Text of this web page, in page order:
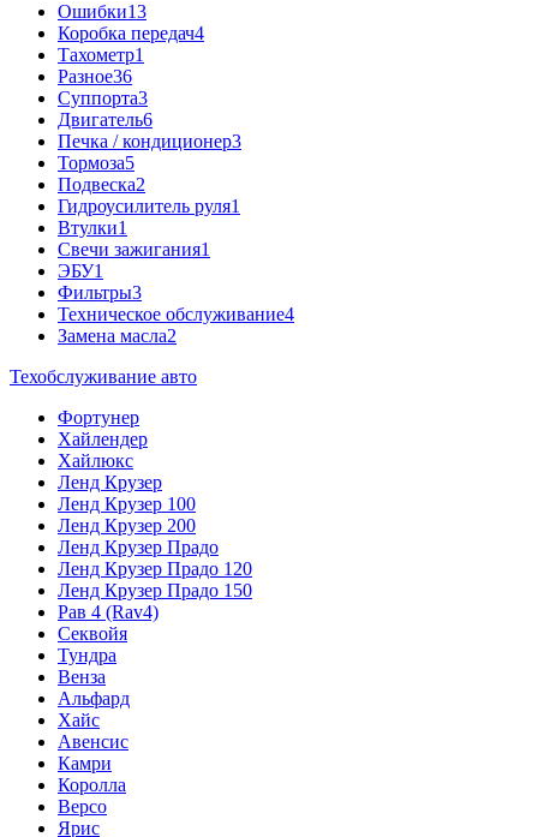
Ошибки13
Коробка передач4
Тахометр1
Разное36
Cуппорта3
Двигатель6
Печка / кондиционер3
Тормоза5
Подвеска2
Гидроусилитель руля1
Втулки1
Свечи зажигания1
ЭБУ1
Фильтры3
Техническое обслуживание4
Замена масла2
Техобслуживание авто
Фортунер
Хайлендер
Хайлюкс
Ленд Крузер
Ленд Крузер 100
Ленд Крузер 200
Ленд Крузер Прадо
Ленд Крузер Прадо 120
Ленд Крузер Прадо 150
Рав 4 (Rav4)
Секвойя
Тундра
Венза
Альфард
Хайс
Авенсис
Камри
Королла
Версо
Ярис